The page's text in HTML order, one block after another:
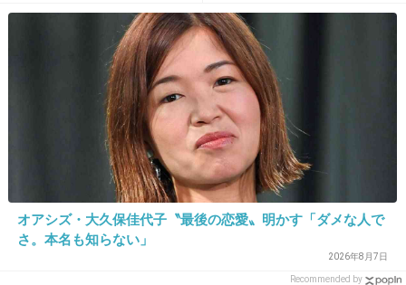
2018/10/26(金) 10:54:53
目的なんなんだろね
+8
37. 匿名2018/10/26(金) 10:56:08
実家から2〜3分のところだ！超迷惑だけど、本人はともか
げた人が馬鹿じゃないです
か」と捨て台詞を残し会社を
辞めてった
オアシズ・大久保佳代子〝最後の恋愛〟明かす「ダメな人で
さ。本名も知らない」
2026年8月7日
Recommended by